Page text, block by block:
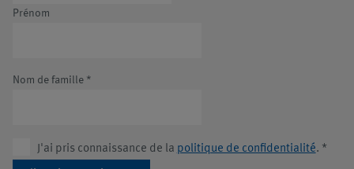
Prénom
Nom de famille *
J'ai pris connaissance de la politique de confidentialité. *